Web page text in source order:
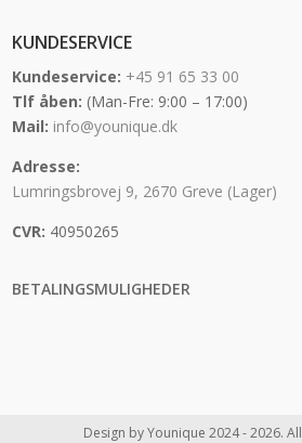
KUNDESERVICE
Kundeservice: +45 91 65 33 00
Tlf åben: (Man-Fre: 9:00 – 17:00)
Mail: info@younique.dk
Adresse:
Lumringsbrovej 9, 2670 Greve (Lager)
CVR: 40950265
BETALINGSMULIGHEDER
Design by Younique 2024 - 2026.